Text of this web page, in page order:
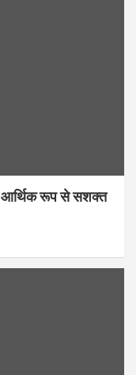
आर्थिक रूप से सशक्त